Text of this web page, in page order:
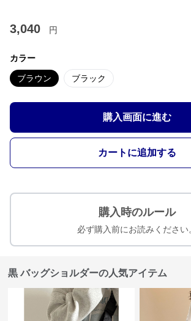
3,040 円
カラー
ブラウン ブラック
購入画面に進む
カートに追加する
購入時のルール
必ず購入前にお読みください
黒 バッグショルダーの人気アイテム